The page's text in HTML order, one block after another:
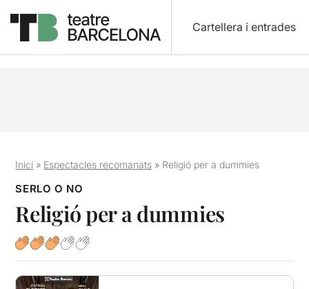
Cartellera i entrades
Inici » Espectacles recomanats » Religió per a dummies
SERLO O NO
Religió per a dummies